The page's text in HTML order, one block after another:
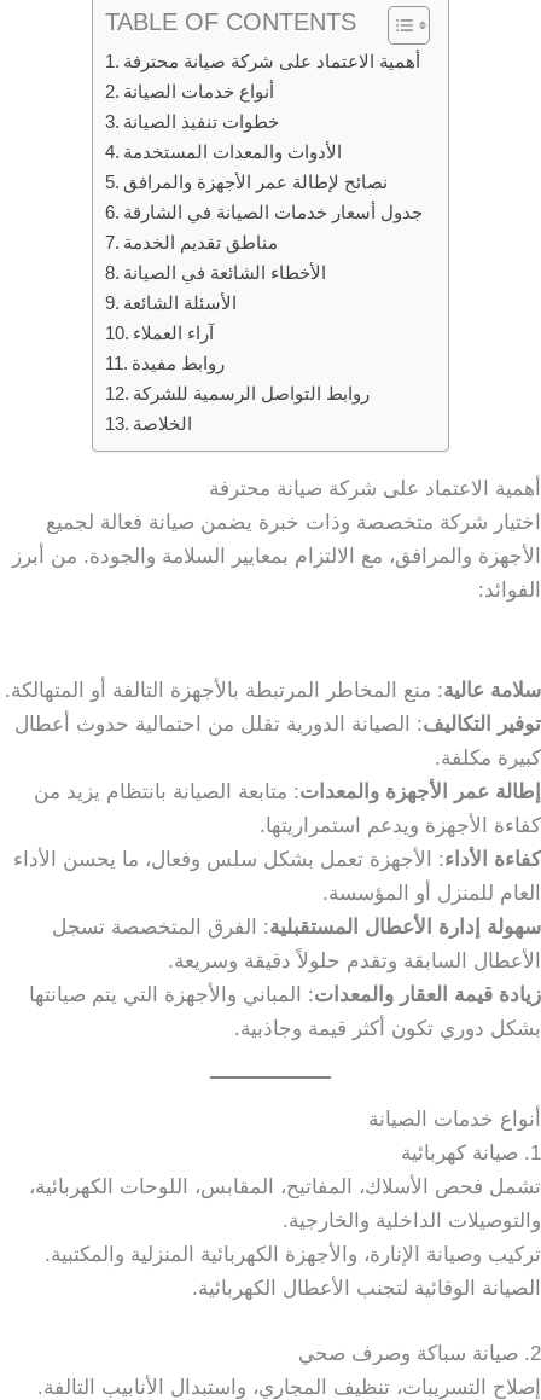
TABLE OF CONTENTS
أهمية الاعتماد على شركة صيانة محترفة
أنواع خدمات الصيانة
خطوات تنفيذ الصيانة
الأدوات والمعدات المستخدمة
نصائح لإطالة عمر الأجهزة والمرافق
جدول أسعار خدمات الصيانة في الشارقة
مناطق تقديم الخدمة
الأخطاء الشائعة في الصيانة
الأسئلة الشائعة
آراء العملاء
روابط مفيدة
روابط التواصل الرسمية للشركة
الخلاصة
أهمية الاعتماد على شركة صيانة محترفة
اختيار شركة متخصصة وذات خبرة يضمن صيانة فعالة لجميع
الأجهزة والمرافق، مع الالتزام بمعايير السلامة والجودة. من أبرز
الفوائد:
سلامة عالية: منع المخاطر المرتبطة بالأجهزة التالفة أو المتهالكة.
توفير التكاليف: الصيانة الدورية تقلل من احتمالية حدوث أعطال
كبيرة مكلفة.
إطالة عمر الأجهزة والمعدات: متابعة الصيانة بانتظام يزيد من
كفاءة الأجهزة ويدعم استمراريتها.
كفاءة الأداء: الأجهزة تعمل بشكل سلس وفعال، ما يحسن الأداء
العام للمنزل أو المؤسسة.
سهولة إدارة الأعطال المستقبلية: الفرق المتخصصة تسجل
الأعطال السابقة وتقدم حلولاً دقيقة وسريعة.
زيادة قيمة العقار والمعدات: المباني والأجهزة التي يتم صيانتها
بشكل دوري تكون أكثر قيمة وجاذبية.
أنواع خدمات الصيانة
1. صيانة كهربائية
تشمل فحص الأسلاك، المفاتيح، المقابس، اللوحات الكهربائية،
والتوصيلات الداخلية والخارجية.
تركيب وصيانة الإنارة، والأجهزة الكهربائية المنزلية والمكتبية.
الصيانة الوقائية لتجنب الأعطال الكهربائية.
2. صيانة سباكة وصرف صحي
إصلاح التسريبات، تنظيف المجاري، واستبدال الأنابيب التالفة.